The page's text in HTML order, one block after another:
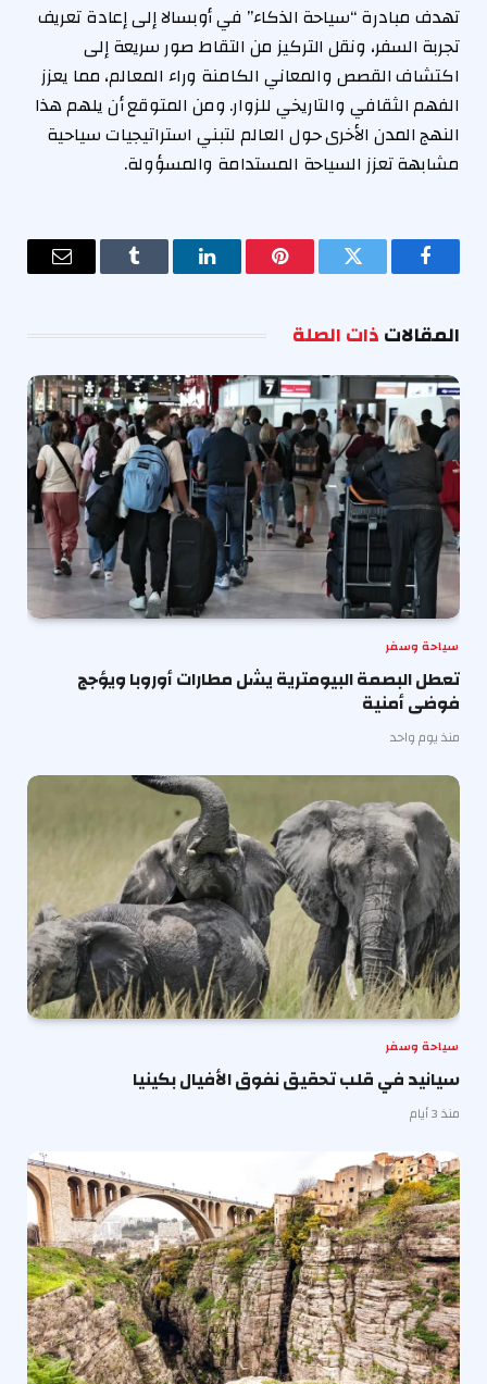
تهدف مبادرة “سياحة الذكاء” في أوبسالا إلى إعادة تعريف
تجربة السفر، ونقل التركيز من التقاط صور سريعة إلى
اكتشاف القصص والمعاني الكامنة وراء المعالم، مما يعزز
الفهم الثقافي والتاريخي للزوار. ومن المتوقع أن يلهم هذا
النهج المدن الأخرى حول العالم لتبني استراتيجيات سياحية
مشابهة تعزز السياحة المستدامة والمسؤولة.
فيسبوك تويتر بينتيريستلينكدإن Tumblr
البريد
المقالاتذات الصلة
سياحة وسفر
تعطل البصمة البيومترية يشل مطارات أوروبا ويؤجج
فوضى أمنية
منذ يوم واحد
سياحة وسفر
سيانيد في قلب تحقيق نفوق الأفيال بكينيا
منذ 3 أيام